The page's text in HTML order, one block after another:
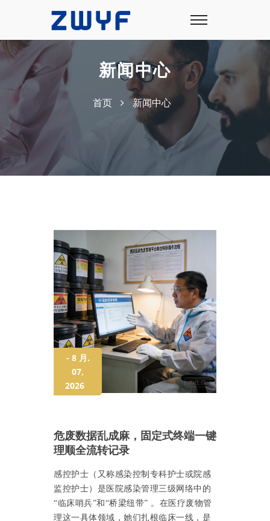
新闻中心
首页 新闻中心
- 8 月.
07,
2026
危废数据乱成麻，固定式终端一键
理顺全流转记录
感控护士（又称感染控制专科护士或院感
监控护士）是医院感染管理三级网络中的
“临床哨兵”和“桥梁纽带” 。在医疗废物管
理这一具体领域，她们扎根临床一线，是